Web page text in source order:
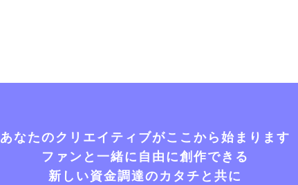
あなたのクリエイティブがここから始まります
ファンと一緒に自由に創作できる
新しい資金調達のカタチと共に